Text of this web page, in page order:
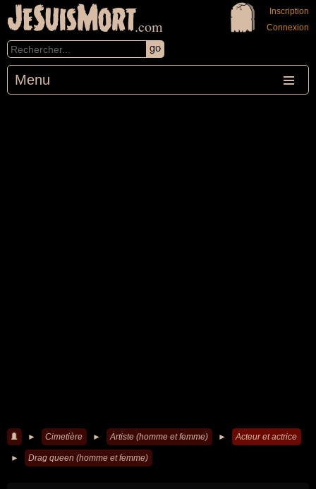
JeSuisMort.com
Menu
Inscription
Connexion
► Cimetière ► Artiste (homme et femme) ► Acteur et actrice
► Drag queen (homme et femme)